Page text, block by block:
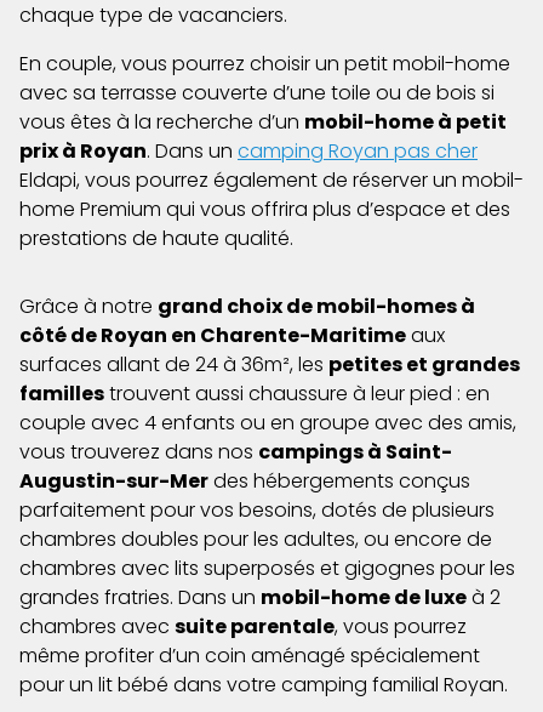
chaque type de vacanciers.
En couple, vous pourrez choisir un petit mobil-home
avec sa terrasse couverte d’une toile ou de bois si
vous êtes à la recherche d’un mobil-home à petit
prix à Royan. Dans un camping Royan pas cher
Eldapi, vous pourrez également de réserver un mobil-
home Premium qui vous offrira plus d’espace et des
prestations de haute qualité.
Grâce à notre grand choix de mobil-homes à
côté de Royan en Charente-Maritimeaux
surfaces allant de 24 à 36m², les petites et grandes
famillestrouvent aussi chaussure à leur pied : en
couple avec 4 enfants ou en groupe avec des amis,
vous trouverez dans nos campings à Saint-
Augustin-sur-Merdes hébergements conçus
parfaitement pour vos besoins, dotés de plusieurs
chambres doubles pour les adultes, ou encore de
chambres avec lits superposés et gigognes pour les
grandes fratries. Dans un mobil-home de luxeà 2
chambres avec suite parentale, vous pourrez
même profiter d’un coin aménagé spécialement
pour un lit bébé dans votre camping familial Royan.